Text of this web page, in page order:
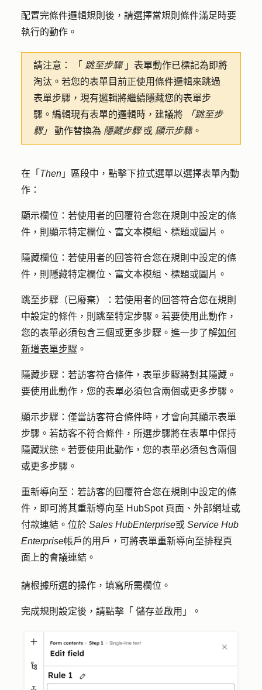
配置完條件邏輯規則後，請選擇當規則條件滿足時要
執行的動作。
請注意： 「 跳至步驟 」 表單動作已標記為即將
淘汰。若您的表單目前正使用條件邏輯來跳過
表單步驟，現有邏輯將繼續隱藏您的表單步
驟。編輯現有表單的邏輯時，建議將
「跳至步
驟」
動作替換為 隱藏步驟或 顯示步驟 。
在「 Then 」區段中，點擊下拉式選單以選擇表單內動
作 ：
顯示欄位 ：若使用者的回覆符合您在規則中設定的條
件，則顯示特定欄位、富文本模組、標題或圖片。
隱藏欄位 ：若使用者的回答符合您在規則中設定的條
件，則隱藏特定欄位、富文本模組、標題或圖片。
跳至步驟（已廢棄）
：若使用者的回答符合您在規則
中設定的條件，則跳至特定步驟。若要使用此動作 ，
您的表單必須包含三個或更多步驟。進一步了解如何
新增表單步驟 。
隱藏步驟 ： 若訪客符合條件，表單步驟將對其隱藏。
要使用此動作，您的表單必須包含兩個或更多步驟。
顯示步驟 ： 僅當訪客符合條件時，才會向其顯示表單
步驟。若訪客不符合條件，所選步驟將在表單中保持
隱藏狀態 。若要使用此動作， 您的表單必須包含兩個
或更多步驟。
重新導向至 ：若訪客的回覆符合您在規則中設定的條
件，即可將其重新導向至 HubSpot 頁面、外部網址或
付款連結。位於 Sales HubEnterprise或 Service Hub
Enterprise帳戶的用戶，可將表單重新導向至排程頁
面上的會議連結。
請根據所選的操作，填寫所需欄位。
完成規則設定後，請點擊「 儲存並啟用 」。